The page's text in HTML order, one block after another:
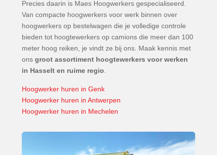
Precies daarin is Maes Hoogwerkers gespecialiseerd.
Van compacte hoogwerkers voor werk binnen over
hoogwerkers op bestelwagen die je volledige controle
bieden tot hoogtewerkers op camions die meer dan 100
meter hoog reiken, je vindt ze bij ons. Maak kennis met
ons groot assortiment hoogtewerkers voor werken
in Hasselt en ruime regio
Hoogwerker huren in Genk
Hoogwerker huren in Antwerpen
Hoogwerker huren in Mechelen